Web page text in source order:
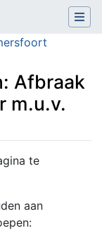
Afbraak
m.u.v.
te
aan